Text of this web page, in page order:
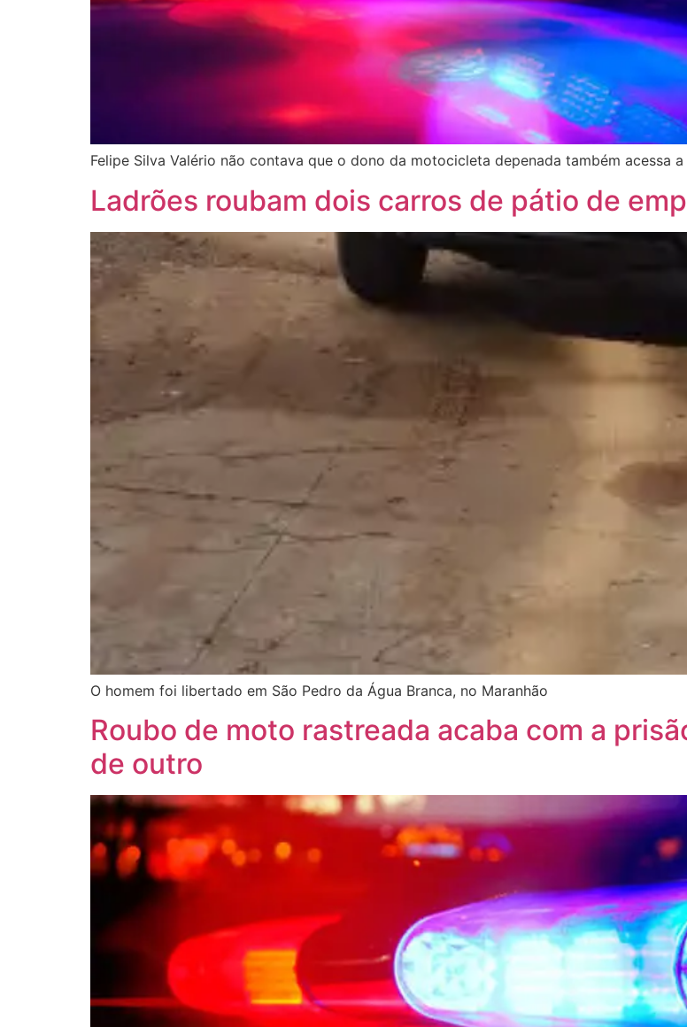
Felipe Silva Valério não contava que o dono da motocicleta depenada também acessa
Ladrões roubam dois carros de pátio de
O homem foi libertado em São Pedro da Água Branca, no Maranhão
Roubo de moto rastreada acaba com a
de outro